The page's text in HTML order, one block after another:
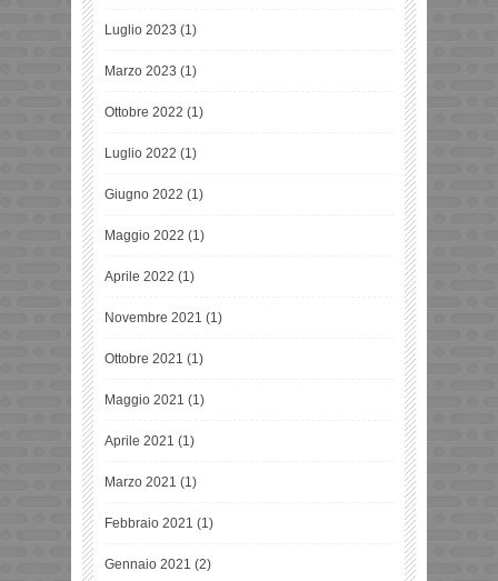
Luglio 2023 (1)
Marzo 2023 (1)
Ottobre 2022 (1)
Luglio 2022 (1)
Giugno 2022 (1)
Maggio 2022 (1)
Aprile 2022 (1)
Novembre 2021 (1)
Ottobre 2021 (1)
Maggio 2021 (1)
Aprile 2021 (1)
Marzo 2021 (1)
Febbraio 2021 (1)
Gennaio 2021 (2)